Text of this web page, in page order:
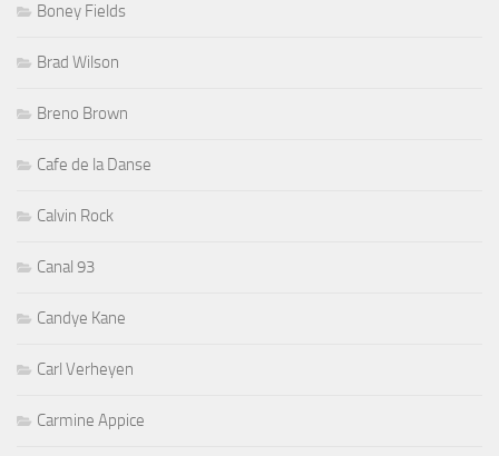
Boney Fields
Brad Wilson
Breno Brown
Cafe de la Danse
Calvin Rock
Canal 93
Candye Kane
Carl Verheyen
Carmine Appice